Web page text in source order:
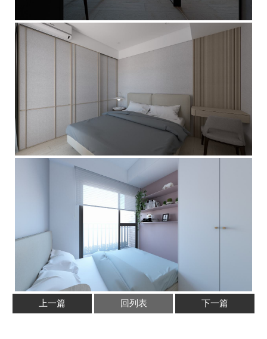
上一篇 回列表 下一篇